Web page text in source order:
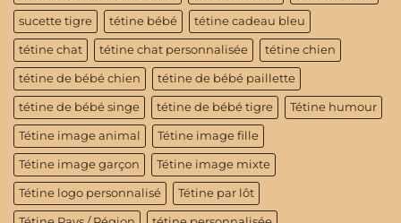
sucette tigre tétine bébé tétine cadeau bleu
tétine chat tétine chat personnalisée tétine chien
tétine de bébé chien tétine de bébé paillette
tétine de bébé singe tétine de bébé tigre Tétine humour
Tétine image animal Tétine image fille
Tétine image garçon Tétine image mixte
Tétine logo personnalisé Tétine par lôt